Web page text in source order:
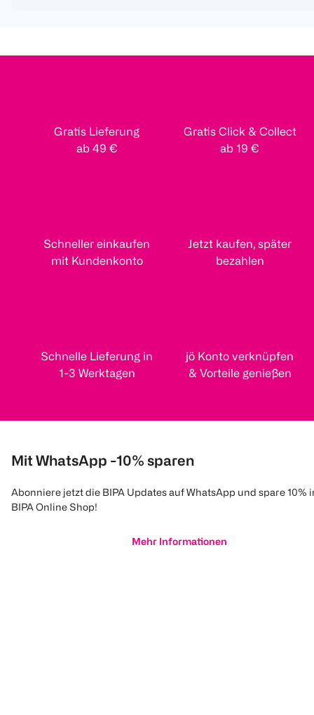
Gratis Lieferung
ab 49 €
Gratis Click & Collect
ab 19 €
Schneller einkaufen
mit Kundenkonto
Jetzt kaufen, später
bezahlen
Schnelle Lieferung in
1-3 Werktagen
jö Konto verknüpfen
& Vorteile genießen
Mit WhatsApp -10% sparen
Abonniere jetzt die BIPA Updates auf WhatsApp und spare 10%
BIPA Online Shop!
Mehr Informationen